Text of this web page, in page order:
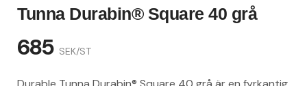
Tunna Durabin® Square 40 grå
685 SEK/ST